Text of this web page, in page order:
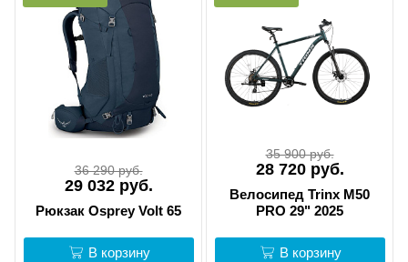
36 290 руб.
29 032 руб.
Рюкзак Osprey Volt 65
В корзину
35 900 руб.
28 720 руб.
Велосипед Trinx M50
PRO 29" 2025
В корзину